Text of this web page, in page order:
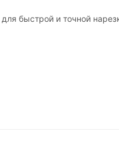
быстрой и точной